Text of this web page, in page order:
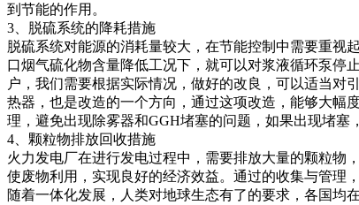
到节能的作用。
3、脱硫系统的降耗措施
脱硫系统对能源的消耗量较大，在节能控制中需要重视
口烟气硫化物含量降低工况下，就可以对浆液循环泵停
户，我们需要根据实际情况，做好的改良，可以适当对
热器，也是改造的一个方向，通过这项改造，能够大幅
理，避免出现除雾器和GGH堵塞的问题，如果出现堵塞
4、颗粒物排放回收措施
火力发电厂在进行发电过程中，需要排放大量的颗粒物
使废物利用，实现良好的经济效益。通过的收集与管理
随着一体化发展，人类对地球生态有了的要求，各国均